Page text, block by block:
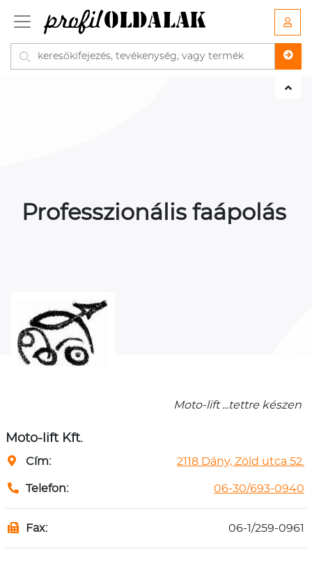
Professzionális faápolás
Moto-lift ...tettre készen
Moto-lift Kft.
Cím: 2118 Dány, Zöld utca 52.
Telefon: 06-30/693-0940
Fax: 06-1/259-0961